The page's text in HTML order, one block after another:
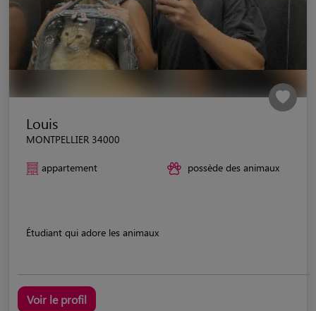
Louis
MONTPELLIER 34000
appartement possède des animaux
Étudiant qui adore les animaux
Voir le profil